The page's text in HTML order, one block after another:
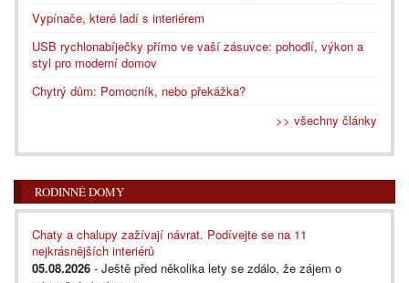
Vypínače, které ladí s interiérem
USB rychlonabíječky přímo ve vaší zásuvce: pohodlí, výkon a
styl pro moderní domov
Chytrý dům: Pomocník, nebo překážka?
>> všechny články
RODINNÉ DOMY
Chaty a chalupy zažívají návrat. Podívejte se na 11
nejkrásnějších interiérů
05.08.2026 - Ještě před několika lety se zdálo, že zájem o